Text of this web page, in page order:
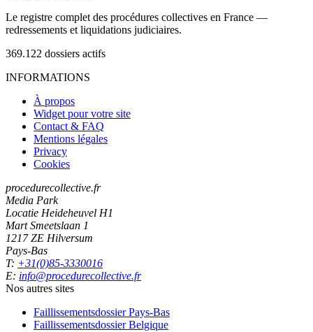
Le registre complet des procédures collectives en France —
redressements et liquidations judiciaires.
369.122 dossiers actifs
INFORMATIONS
À propos
Widget pour votre site
Contact & FAQ
Mentions légales
Privacy
Cookies
procedurecollective.fr
Media Park
Locatie Heideheuvel H1
Mart Smeetslaan 1
1217 ZE Hilversum
Pays-Bas
T: +31(0)85-3330016
E: info@procedurecollective.fr
Nos autres sites
Faillissementsdossier Pays-Bas
Faillissementsdossier Belgique